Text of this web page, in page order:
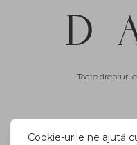
Toate